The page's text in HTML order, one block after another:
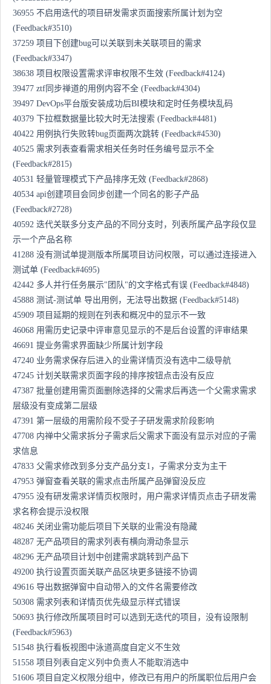
36955 不启用迭代的项目研发需求页面搜索所属计划为空
(Feedback#3510)
37259 项目下创建bug可以关联到未关联项目的需求
(Feedback#3347)
38638 项目权限设置需求评审权限不生效 (Feedback#4124)
39477 ztf同步禅道的用例内容不全 (Feedback#4304)
39497 DevOps平台版安装成功后BI模块和定时任务模块乱码
40379 下拉框数据量比较大时无法搜索 (Feedback#4481)
40422 用例执行失败转bug页面两次跳转 (Feedback#4530)
40525 需求列表查看需求相关任务时任务编号显示不全
(Feedback#2815)
40531 轻量管理模式下产品排序无效 (Feedback#2868)
40534 api创建项目会同步创建一个同名的影子产品
(Feedback#2728)
40592 迭代关联多分支产品的不同分支时，列表所属产品字段仅显
示一个产品名称
41288 没有测试单提测版本所属项目访问权限，可以通过连接进入
测试单 (Feedback#4695)
42442 多人并行任务展示"团队"的文字格式有误 (Feedback#4848)
45888 测试-测试单 导出用例，无法导出数据 (Feedback#5148)
45909 项目延期的规则在列表和概况中的显示不一致
46068 用需历史记录中评审意见显示的不是后台设置的评审结果
46691 提业务需求界面缺少所属计划字段
47240 业务需求保存后进入的业需详情页没有选中二级导航
47245 计划关联需求页面字段的排序按钮点击没有反应
47387 批量创建用需页面删除选择的父需求后再选一个父需求需求
层级没有变成第二层级
47391 第一层级的用需阶段不受子子研发需求阶段影响
47708 内禅中父需求拆分子需求后父需求下面没有显示对应的子需
求信息
47833 父需求修改到多分支产品分支1，子需求分支为主干
47953 弹窗查看关联的需求点击所属产品弹窗没反应
47955 没有研发需求详情页权限时，用户需求详情页点击子研发需
求名称会提示没权限
48246 关闭业需功能后项目下关联的业需没有隐藏
48287 无产品项目的需求列表有横向滑动条显示
48296 无产品项目计划中创建需求跳转到产品下
49200 执行设置页面关联产品区块更多链接不协调
49616 导出数据弹窗中自动带入的文件名需要修改
50308 需求列表和详情页优先级显示样式错误
50693 执行修改所属项目时可以选到无迭代的项目，没有设限制
(Feedback#5963)
51548 执行看板视图中泳道高度自定义不生效
51558 项目列表自定义列中负责人不能取消选中
51606 项目自定义权限分组中，修改已有用户的所属职位后用户会